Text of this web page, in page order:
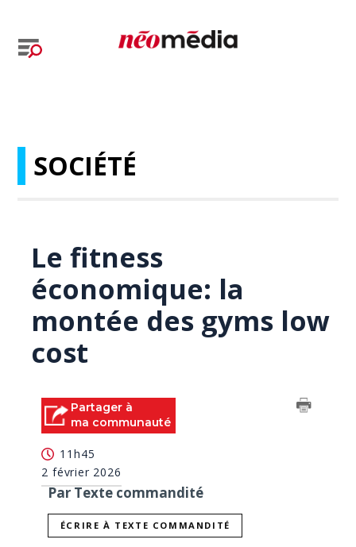
SOCIÉTÉ
Le fitness
économique: la
montée des gyms low
cost
Partager à
ma communauté
11h45
2 février 2026
Par Texte commandité
ÉCRIRE À TEXTE COMMANDITÉ